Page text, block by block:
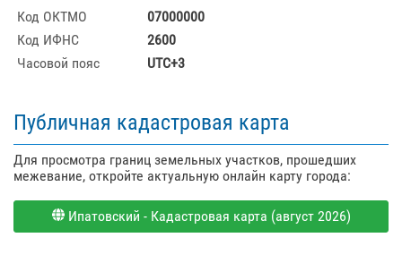
Код ОКТМО
07000000
Код ИФНС
2600
Часовой пояс
UTC+3
Публичная кадастровая карта
Для просмотра границ земельных участков, прошедших
межевание, откройте актуальную онлайн карту города:
Ипатовский - Кадастровая карта (август 2026)